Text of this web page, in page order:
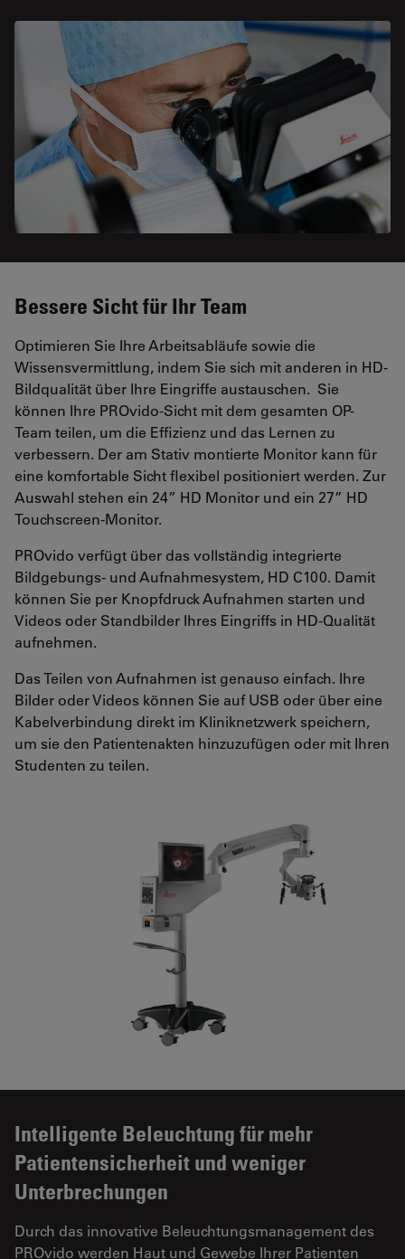
Bessere Sicht für Ihr Team
Optimieren Sie Ihre Arbeitsabläufe sowie die
Wissensvermittlung, indem Sie sich mit anderen in HD-
Bildqualität über Ihre Eingriffe austauschen. Sie
können Ihre PROvido-Sicht mit dem gesamten OP-
Team teilen, um die Effizienz und das Lernen zu
verbessern. Der am Stativ montierte Monitor kann für
eine komfortable Sicht flexibel positioniert werden. Zur
Auswahl stehen ein 24” HD Monitor und ein 27” HD
Touchscreen-Monitor.
PROvido verfügt über das vollständig integrierte
Bildgebungs- und Aufnahmesystem, HD C100. Damit
können Sie per Knopfdruck Aufnahmen starten und
Videos oder Standbilder Ihres Eingriffs in HD-Qualität
aufnehmen.
Das Teilen von Aufnahmen ist genauso einfach. Ihre
Bilder oder Videos können Sie auf USB oder über eine
Kabelverbindung direkt im Kliniknetzwerk speichern,
um sie den Patientenakten hinzuzufügen oder mit Ihren
Studenten zu teilen.
Intelligente Beleuchtung für mehr
Patientensicherheit und weniger
Unterbrechungen
Durch das innovative Beleuchtungsmanagement des
PROvido werden Haut und Gewebe Ihrer Patienten